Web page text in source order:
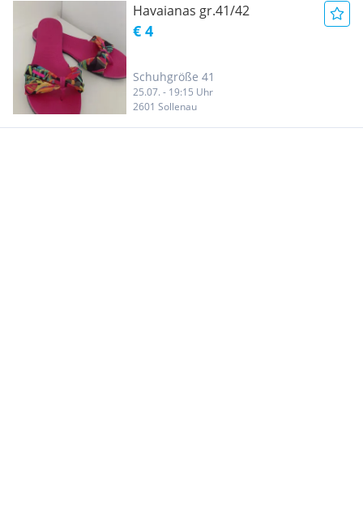
Havaianas gr.41/42
€ 4
Schuhgröße 41
25.07. - 19:15 Uhr
2601 Sollenau